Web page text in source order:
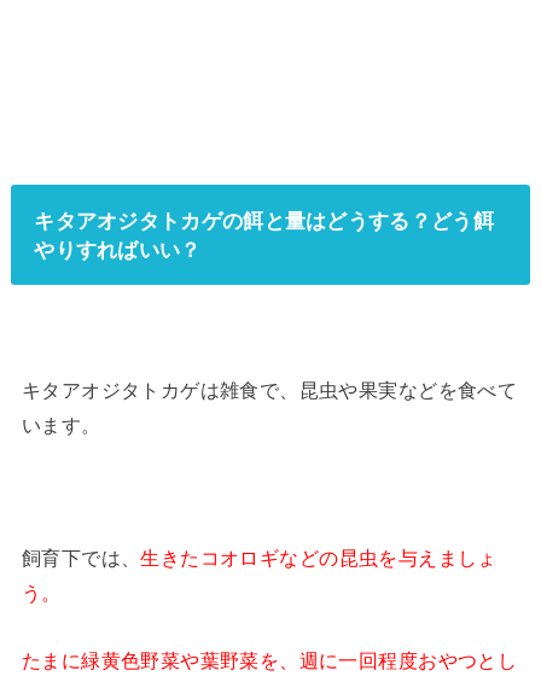
キタアオジタトカゲの餌と量はどうする？どう餌
やりすればいい？
キタアオジタトカゲは雑食で、昆虫や果実などを食べて
います。
飼育下では、生きたコオロギなどの昆虫を与えましょ
う。
たまに緑黄色野菜や葉野菜を、週に一回程度おやつとし